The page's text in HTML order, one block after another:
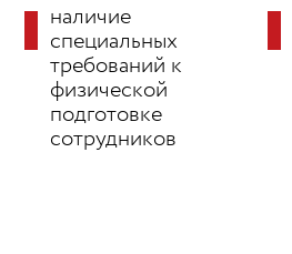
наличие
специальных
требований к
физической
подготовке
сотрудников